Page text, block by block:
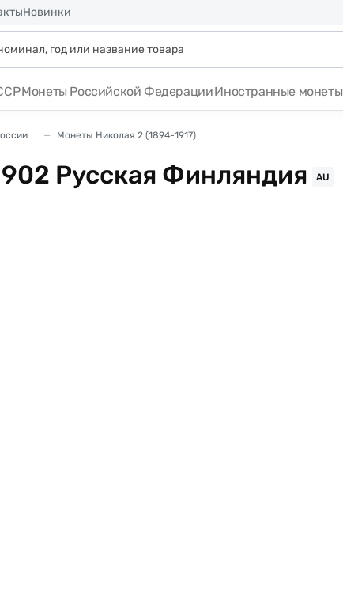
Новинки
Монеты Российской ФедерацииИностранные монеты
Монеты Николая 2 (1894-1917)
Русская Финляндия AU